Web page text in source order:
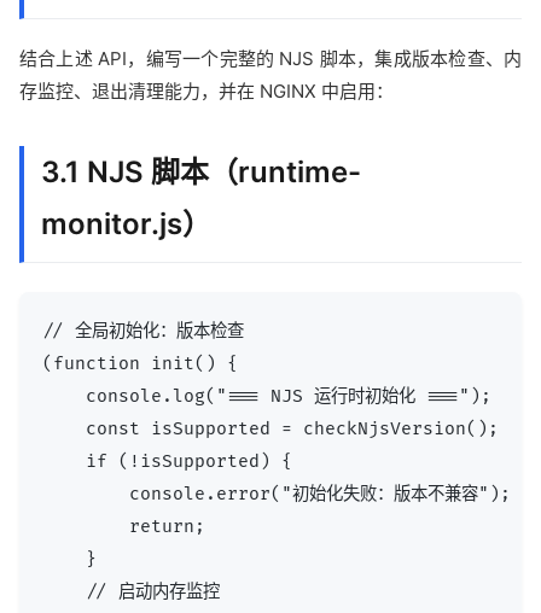
结合上述 API，编写一个完整的 NJS 脚本，集成版本检查、内
存监控、退出清理能力，并在 NGINX 中启用：
3.1 NJS 脚本（runtime-
monitor.js）
// 全局初始化：版本检查
(function init() {
    console.log("=== NJS 运行时初始化 ===");
    const isSupported = checkNjsVersion();
    if (!isSupported) {
        console.error("初始化失败：版本不兼容");
        return;
    }
    // 启动内存监控